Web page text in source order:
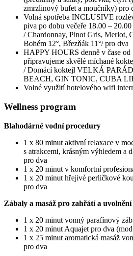
zmrzlinový bufet a moučníky) pro
Volná spotřeba INCLUSIVE
piva po dobu večeře 18.00 –
/ Chardonnay, Pinot Gris, Merlot,
Bohém 12°, Březňák 11°/ pro dva
HAPPY HOURS denně v čase od
připravujeme skvělé míchané
/ Domácí koktejl VELKÁ
BEACH, GIN TONIC, CUBA
Volné využití hotelového wifi
Wellness program
Blahodárné vodní procedury
1 x 80 minut aktivní relaxace v
s atrakcemi, krásným výhledem a
pro dva
1 x 20 minut v komfortní
1 x 20 minut hřejivé perličkové
pro dva
Zábaly a masáž pro zahřátí a uvolnění
1 x 20 minut vonný parafínový
1 x 20 minut Aquajet pro dva
1 x 25 minut aromatická masáž
pro dva